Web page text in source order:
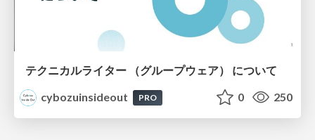
テクニカルライター （グループウェア） について
cybozuinsideout
PRO 0 250